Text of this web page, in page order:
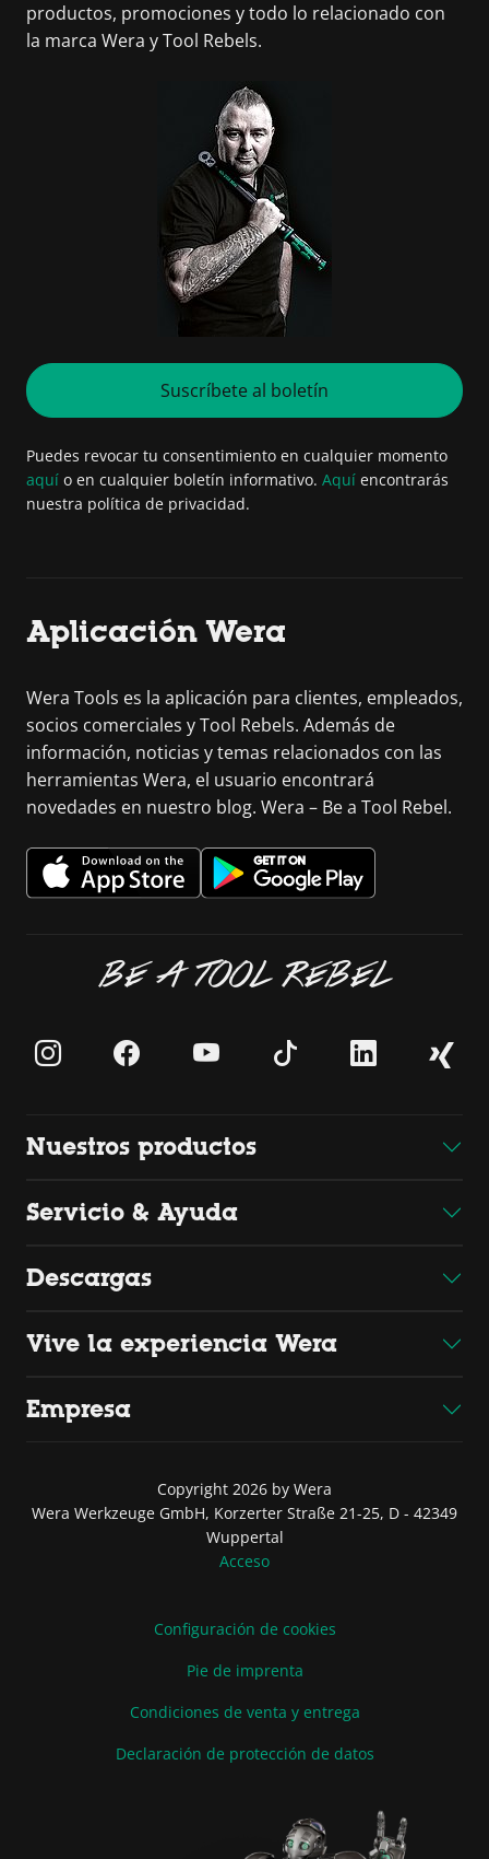
productos, promociones y todo lo relacionado con
la marca Wera y Tool Rebels.
Suscríbete al boletín
Puedes revocar tu consentimiento en cualquier momento
aquí o en cualquier boletín informativo. Aquí encontrarás
nuestra política de privacidad.
Aplicación Wera
Wera Tools es la aplicación para clientes, empleados,
socios comerciales y Tool Rebels. Además de
información, noticias y temas relacionados con las
herramientas Wera, el usuario encontrará
novedades en nuestro blog. Wera – Be a Tool Rebel.
BE A TOOL REBEL
Nuestros productos
Servicio & Ayuda
Descargas
Vive la experiencia Wera
Empresa
Copyright 2026 by Wera
Wera Werkzeuge GmbH, Korzerter Straße 21-25, D - 42349
Wuppertal
Acceso
Configuración de cookies
Pie de imprenta
Condiciones de venta y entrega
Declaración de protección de datos